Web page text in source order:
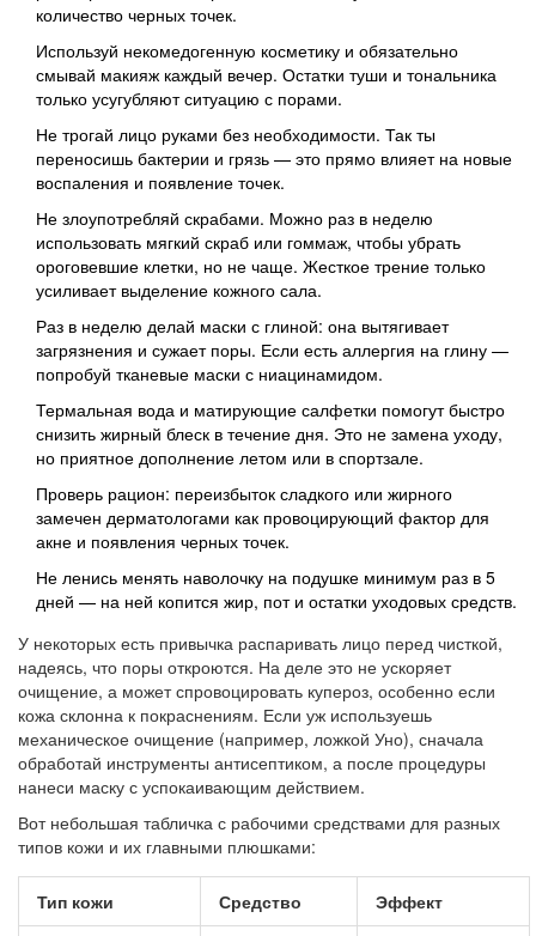
количество черных точек.
Используй некомедогенную косметику и обязательно
смывай макияж каждый вечер. Остатки туши и тональника
только усугубляют ситуацию с порами.
Не трогай лицо руками без необходимости. Так ты
переносишь бактерии и грязь — это прямо влияет на новые
воспаления и появление точек.
Не злоупотребляй скрабами. Можно раз в неделю
использовать мягкий скраб или гоммаж, чтобы убрать
ороговевшие клетки, но не чаще. Жесткое трение только
усиливает выделение кожного сала.
Раз в неделю делай маски с глиной: она вытягивает
загрязнения и сужает поры. Если есть аллергия на глину —
попробуй тканевые маски с ниацинамидом.
Термальная вода и матирующие салфетки помогут быстро
снизить жирный блеск в течение дня. Это не замена уходу,
но приятное дополнение летом или в спортзале.
Проверь рацион: переизбыток сладкого или жирного
замечен дерматологами как провоцирующий фактор для
акне и появления черных точек.
Не ленись менять наволочку на подушке минимум раз в 5
дней — на ней копится жир, пот и остатки уходовых средств.
У некоторых есть привычка распаривать лицо перед чисткой,
надеясь, что поры откроются. На деле это не ускоряет
очищение, а может спровоцировать купероз, особенно если
кожа склонна к покраснениям. Если уж используешь
механическое очищение (например, ложкой Уно), сначала
обработай инструменты антисептиком, а после процедуры
нанеси маску с успокаивающим действием.
Вот небольшая табличка с рабочими средствами для разных
типов кожи и их главными плюшками:
Тип кожи Средство Эффект